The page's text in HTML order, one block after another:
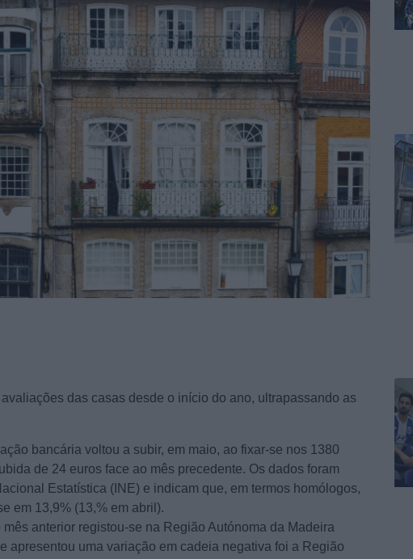
das casas desde o início do ano, ultrapassando as
bancária voltou a subir, em maio, ao fixar-se nos 1380
de 24 euros face ao mês precedente. Os dados foram
Estatística (INE) e indicam que, em termos homólogos,
em 13,9% (13,% em abril).
anterior registou-se na Região Autónoma da Madeira
apresentou uma variação em cadeia negativa foi a Região